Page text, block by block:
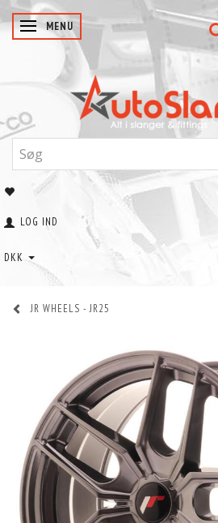
SKIFTE NAVIGATION
MENU
LOG IND
DKK
JR WHEELS - JR25